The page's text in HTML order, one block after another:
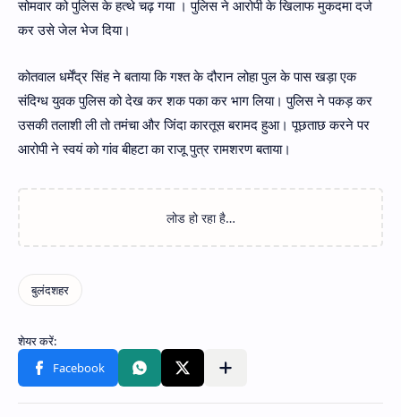
सोमवार को पुलिस के हत्थे चढ़ गया । पुलिस ने आरोपी के खिलाफ मुकदमा दर्ज
कर उसे जेल भेज दिया।
कोतवाल धर्मेंद्र सिंह ने बताया कि गश्त के दौरान लोहा पुल के पास खड़ा एक
संदिग्ध युवक पुलिस को देख कर शक पका कर भाग लिया। पुलिस ने पकड़ कर
उसकी तलाशी ली तो तमंचा और जिंदा कारतूस बरामद हुआ। पूछताछ करने पर
आरोपी ने स्वयं को गांव बीहटा का राजू पुत्र रामशरण बताया।